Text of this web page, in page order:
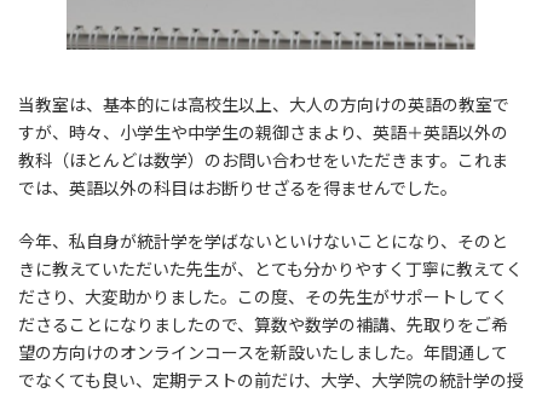
当教室は、基本的には高校生以上、大人の方向けの英語の教室で
すが、時々、小学生や中学生の親御さまより、英語＋英語以外の
教科（ほとんどは数学）のお問い合わせをいただきます。これま
では、英語以外の科目はお断りせざるを得ませんでした。
今年、私自身が統計学を学ばないといけないことになり、そのと
きに教えていただいた先生が、とても分かりやすく丁寧に教えてく
ださり、大変助かりました。この度、その先生がサポートしてく
ださることになりましたので、算数や数学の補講、先取りをご希
望の方向けのオンラインコースを新設いたしました。年間通して
でなくても良い、定期テストの前だけ、大学、大学院の統計学の授